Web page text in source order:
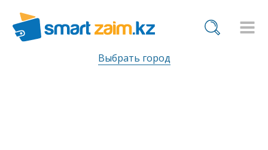
Выбрать город